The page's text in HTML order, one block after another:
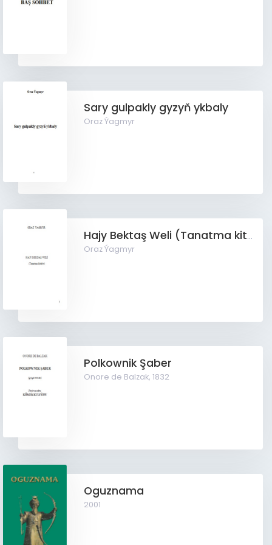
Sary gulpakly gyzyň ykbaly
Oraz Ýagmyr
Hajy Bektaş Weli (Tanatma kitaby)
Oraz Ýagmyr
Polkownik Şaber
Onore de Balzak,1832
Oguznama
2001